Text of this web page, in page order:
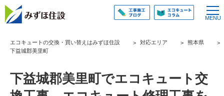
エコキュートの交換・買い替えはみずほ住設 対応エリア
熊本県
下益城郡美里町
下益城郡美里町でエコキュート交